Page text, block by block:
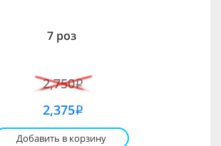
7 роз
2,750i
2,375i
Добавить в корзину